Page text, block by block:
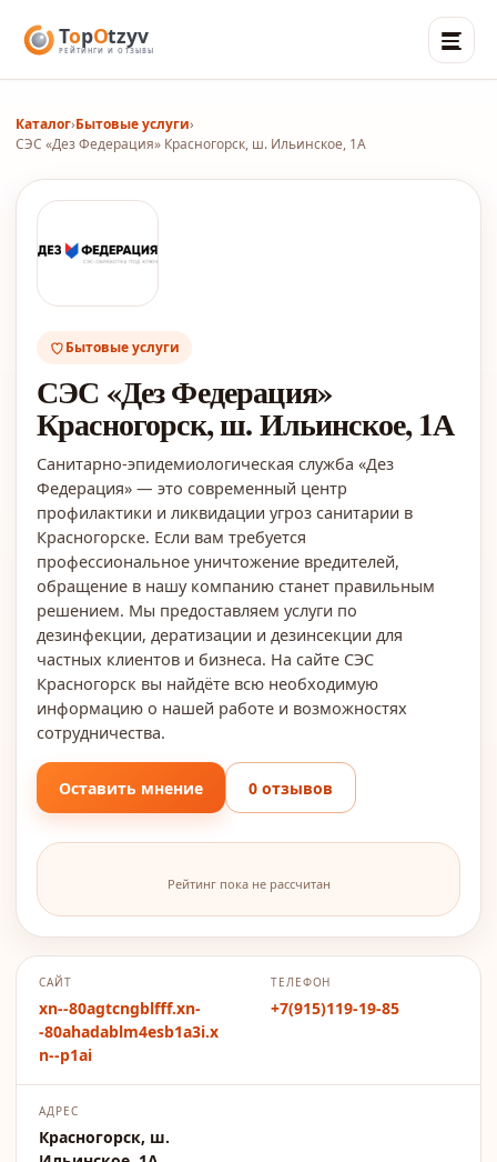
Каталог›Бытовые услуги›
СЭС «Дез Федерация» Красногорск, ш. Ильинское, 1А
Бытовые услуги
СЭС «Дез Федерация»
Красногорск, ш. Ильинское, 1А
Санитарно-эпидемиологическая служба «Дез
Федерация» — это современный центр
профилактики и ликвидации угроз санитарии в
Красногорске. Если вам требуется
профессиональное уничтожение вредителей,
обращение в нашу компанию станет правильным
решением. Мы предоставляем услуги по
дезинфекции, дератизации и дезинсекции для
частных клиентов и бизнеса. На сайте СЭС
Красногорск вы найдёте всю необходимую
информацию о нашей работе и возможностях
сотрудничества.
Оставить мнение 0 отзывов
Рейтинг пока не рассчитан
САЙТ
xn--80agtcngblfff.xn-
-80ahadablm4esb1a3i.x
n--p1ai
ТЕЛЕФОН
+7(915)119-19-85
АДРЕС
Красногорск, ш.